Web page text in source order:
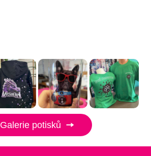
Galerie potisků